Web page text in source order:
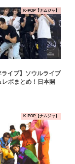
K-POP【ナムジャ】
イブ】ソウルライブ
ポまとめ！日本開
K-POP【ナムジャ】